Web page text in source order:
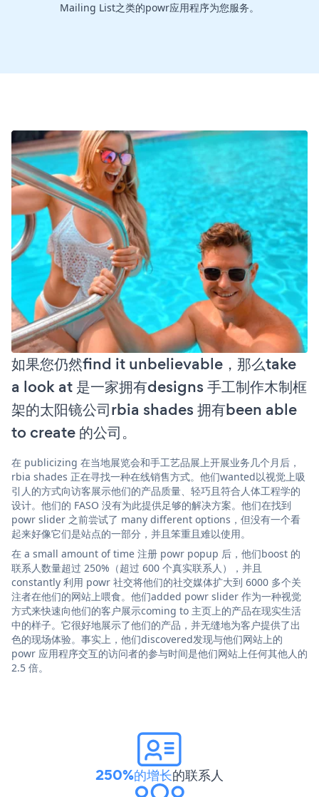
Mailing List之类的powr应用程序为您服务。
如果您仍然find it unbelievable，那么take
a look at 是一家拥有designs 手工制作木制框
架的太阳镜公司rbia shades 拥有been able
to create 的公司。
在 publicizing 在当地展览会和手工艺品展上开展业务几个月后，
rbia shades 正在寻找一种在线销售方式。他们wanted以视觉上吸
引人的方式向访客展示他们的产品质量、轻巧且符合人体工程学的
设计。他们的 FASO 没有为此提供足够的解决方案。他们在找到
powr slider 之前尝试了 many different options，但没有一个看
起来好像它们是站点的一部分，并且笨重且难以使用。
在 a small amount of time 注册 powr popup 后，他们boost 的
联系人数量超过 250%（超过 600 个真实联系人），并且
constantly 利用 powr 社交将他们的社交媒体扩大到 6000 多个关
注者在他们的网站上喂食。他们added powr slider 作为一种视觉
方式来快速向他们的客户展示coming to 主页上的产品在现实生活
中的样子。它很好地展示了他们的产品，并无缝地为客户提供了出
色的现场体验。事实上，他们discovered发现与他们网站上的
powr 应用程序交互的访问者的参与时间是他们网站上任何其他人的
2.5 倍。
250%的增长的联系人